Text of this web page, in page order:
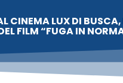
CINEMA LUX DI BUSCA,
FILM “FUGA IN